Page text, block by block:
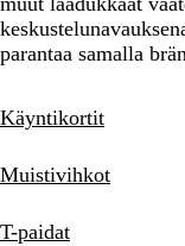
parantaa samalla
Käyntikortit
Muistivihkot
T-paidat